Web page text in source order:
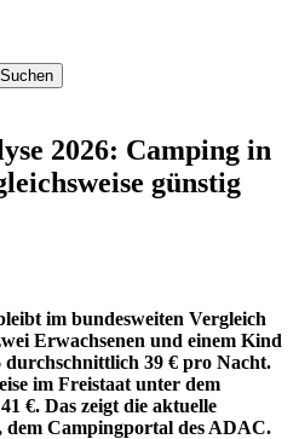
Suchen
2026: Camping in
günstig
im bundesweiten Vergleich
Erwachsenen und einem Kind
durchschnittlich 39 € pro Nacht.
im Freistaat unter dem
€. Das zeigt die aktuelle
dem Campingportal des ADAC.